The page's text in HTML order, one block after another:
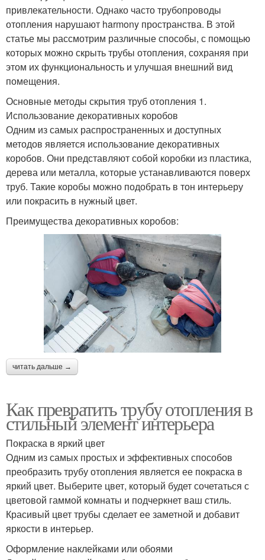
привлекательности. Однако часто трубопроводы
отопления нарушают harmony пространства. В этой
статье мы рассмотрим различные способы, с помощью
которых можно скрыть трубы отопления, сохраняя при
этом их функциональность и улучшая внешний вид
помещения.
Основные методы скрытия труб отопления 1.
Использование декоративных коробов
Одним из самых распространенных и доступных
методов является использование декоративных
коробов. Они представляют собой коробки из пластика,
дерева или металла, которые устанавливаются поверх
труб. Такие коробы можно подобрать в тон интерьеру
или покрасить в нужный цвет.
Преимущества декоративных коробов:
читать дальше →
Как превратить трубу отопления в
стильный элемент интерьера
Покраска в яркий цвет
Одним из самых простых и эффективных способов
преобразить трубу отопления является ее покраска в
яркий цвет. Выберите цвет, который будет сочетаться с
цветовой гаммой комнаты и подчеркнет ваш стиль.
Красивый цвет трубы сделает ее заметной и добавит
яркости в интерьер.
Оформление наклейками или обоями